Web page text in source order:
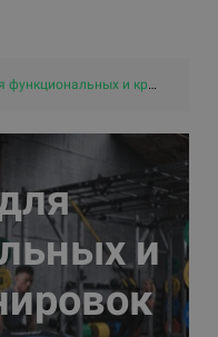
и кросс-тренировок
и